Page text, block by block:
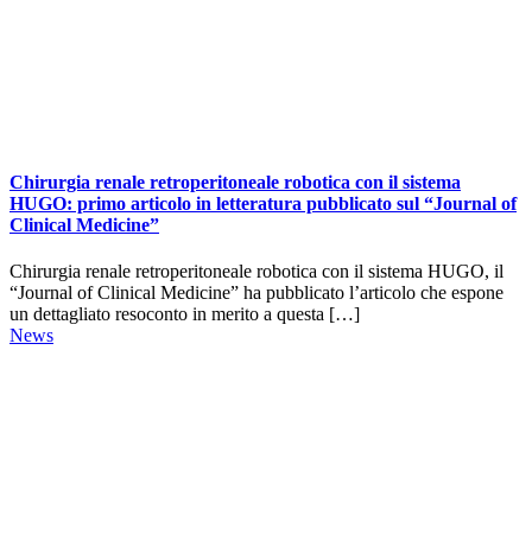
Chirurgia renale retroperitoneale robotica con il sistema
HUGO: primo articolo in letteratura pubblicato sul “Journal of
Clinical Medicine”
Chirurgia renale retroperitoneale robotica con il sistema HUGO, il
“Journal of Clinical Medicine” ha pubblicato l’articolo che espone
un dettagliato resoconto in merito a questa […]
News